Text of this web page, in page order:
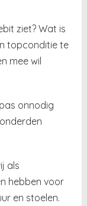
ziet? Wat is
topconditie te
mee wil
onnodig
als
hebben voor
en stoelen.